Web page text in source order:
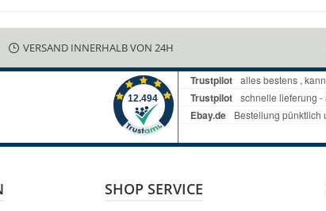
VERSAND INNERHALB VON 24H
SHOP SERVICE